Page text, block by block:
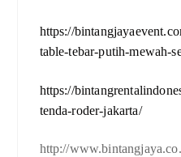
https://
table-tebar-putih-mewah-
https://
tenda-roder-jakarta/
http://